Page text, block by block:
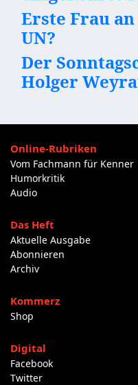
Erste Frau
UN?
Der
Holger
Online-Rubriken
Vom Fachmann für Kenner
Humorkritik
Audio
Das Heft
Aktuelle Ausgabe
Abonnieren
Archiv
Kommerz
Shop
Digital
Facebook
Twitter